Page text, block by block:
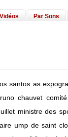
Par Sons
santos as
chauvet
ministre des
ump de saint